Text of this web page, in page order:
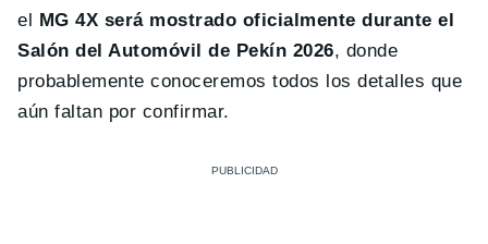
el
MG 4X será mostrado oficialmente durante el
Salón del Automóvil de Pekín 2026, donde
probablemente conoceremos todos los detalles que
aún faltan por confirmar.